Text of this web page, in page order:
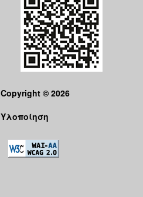
Copyright © 2026
Υλοποίηση